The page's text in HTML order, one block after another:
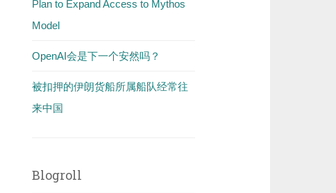
Plan to Expand Access to Mythos
Model
OpenAI会是下一个安然吗？
被扣押的伊朗货船所属船队经常往
来中国
Blogroll